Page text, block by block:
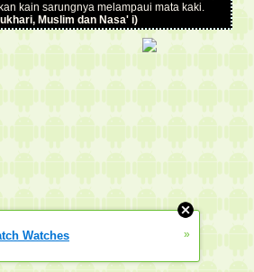
kain sarungnya melampaui mata kaki.
Muslim dan Nasa' i)
Watches »